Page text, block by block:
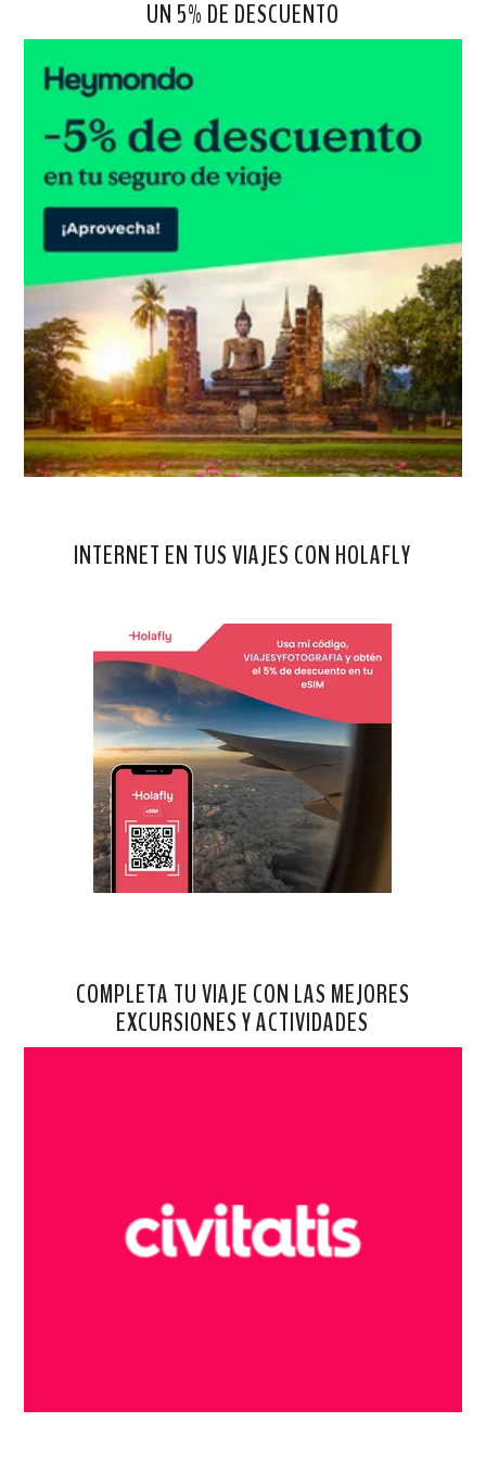
UN 5% DE DESCUENTO
INTERNET EN TUS VIAJES CON HOLAFLY
COMPLETA TU VIAJE CON LAS MEJORES
EXCURSIONES Y ACTIVIDADES